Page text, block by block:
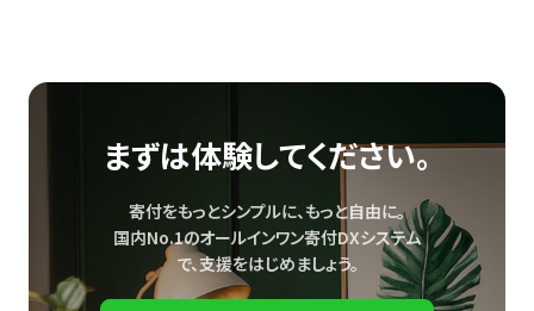
まずは体験してください。
寄付をもっとシンプルに、もっと自由に。
国内No.1のオールインワン寄付DXシステム
で、支援をはじめましょう。